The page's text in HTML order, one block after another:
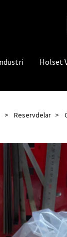
Holset
Reservdelar